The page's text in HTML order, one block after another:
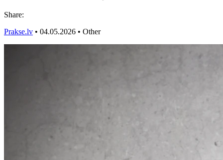
Share:
Prakse.lv • 04.05.2026 • Other